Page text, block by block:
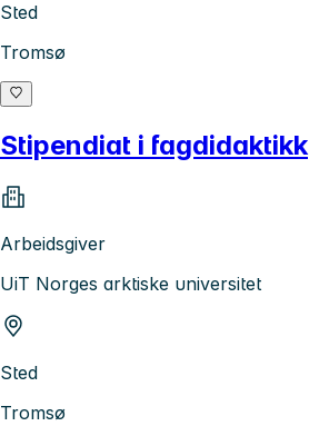
Sted
Tromsø
Stipendiat i fagdidaktikk
Arbeidsgiver
UiT Norges arktiske universitet
Sted
Tromsø